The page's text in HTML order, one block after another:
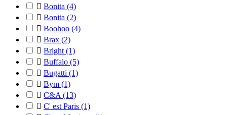
 Bonita (4)
 Bonita (2)
 Boohoo (4)
 Brax (2)
 Bright (1)
 Buffalo (5)
 Bugatti (1)
 Bym (1)
 C&A (13)
 C' est Paris (1)